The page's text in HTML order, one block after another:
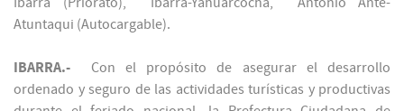
Atuntaqui (Autocargable).
IBARRA.- Con el propósito de asegurar el desarrollo
ordenado y seguro de las actividades turísticas y productivas